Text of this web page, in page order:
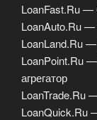
LoanFast.Ru
LoanAuto.Ru —
LoanLand.Ru
LoanPoint.Ru
агрегатор
LoanTrade.Ru
LoanQuick.Ru